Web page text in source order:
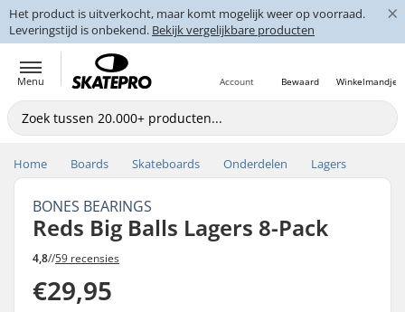
Het product is uitverkocht, maar komt mogelijk weer op voorraad.
Leveringstijd is onbekend. Bekijk vergelijkbare producten
×
Menu Winkelmandje
Bewaard
Account
Home Boards Skateboards Onderdelen Lagers
BONES BEARINGS
Reds Big Balls Lagers 8-Pack
4,8//59 recensies
€29,95